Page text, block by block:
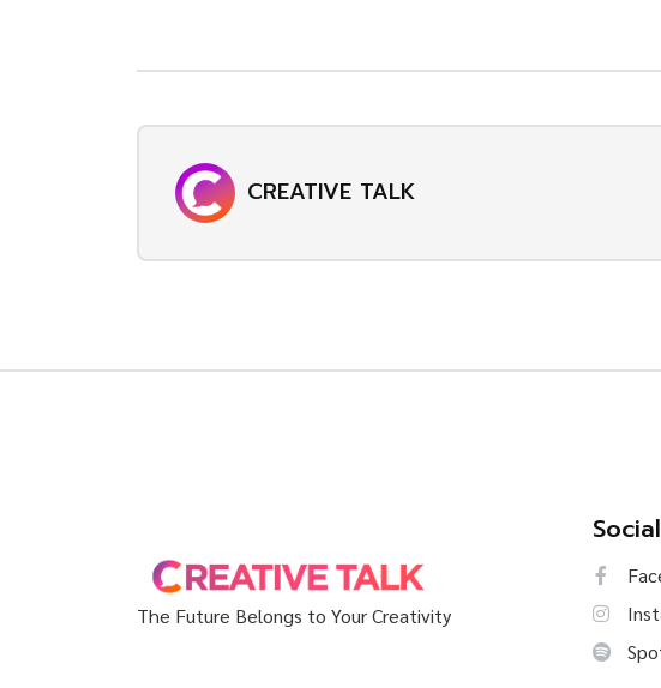
CREATIVE TALK
The Future Belongs to Your Creativity